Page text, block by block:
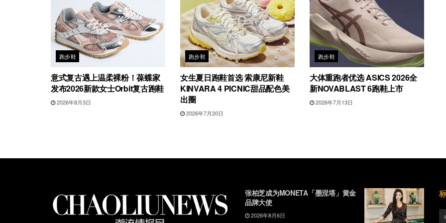
跑步鞋
意式复古遇上温柔裸粉！葆蝶家
发布2026新款女士Orbit复古跑鞋
2026年8月3日
跑步鞋
女生夏日跑鞋首选 索康尼新鞋
KINVARA 4 PICNIC甜品配色美
出圈
2026年7月20日
跑步鞋
大体重跑者优选 ASICS 2026全
新NOVABLAST 6跑鞋上市
2026年7月13日
张柏芝成为MONETA「墨涅塔」黄金
品牌大使
2026年8月6日